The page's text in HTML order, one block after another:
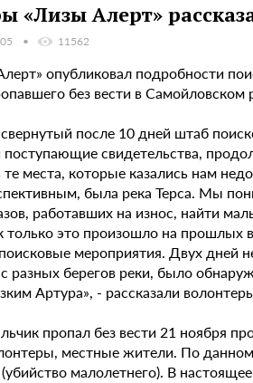
«Лизы Алерт»
11562
опубликовал подробности
без вести в Самойловском
после 10 дней штаб
свидетельства,
места, которые казались нам
была река Терса. Мы
работавших на износ, найти
только это произошло на
мероприятия. Двух дней
разных берегов реки, было
Артура», - рассказали
пропал без вести 21 ноября
местные жители. По
малолетнего). В